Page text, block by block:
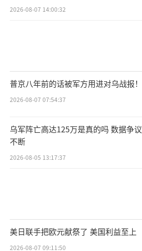
2026-08-07 14:00:32
普京八年前的话被军方用进对乌战报！
2026-08-07 07:54:37
乌军阵亡高达125万是真的吗 数据争议
不断
2026-08-05 13:17:37
美日联手把欧元献祭了 美国利益至上
2026-08-07 09:11:50